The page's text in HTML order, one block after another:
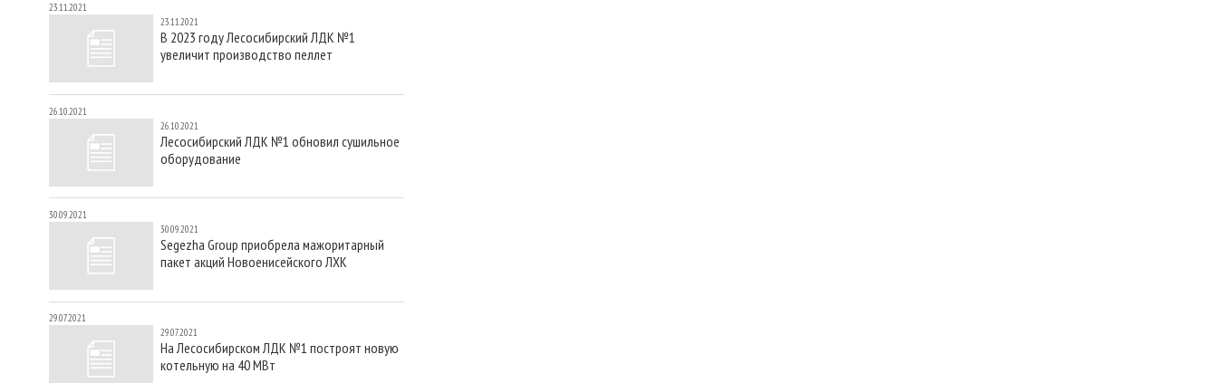
23.11.2021
23.11.2021
В 2023 году Лесосибирский ЛДК №1
увеличит производство пеллет
26.10.2021
26.10.2021
Лесосибирский ЛДК №1 обновил сушильное
оборудование
30.09.2021
30.09.2021
Segezha Group приобрела мажоритарный
пакет акций Новоенисейского ЛХК
29.07.2021
29.07.2021
На Лесосибирском ЛДК №1 построят новую
котельную на 40 МВт